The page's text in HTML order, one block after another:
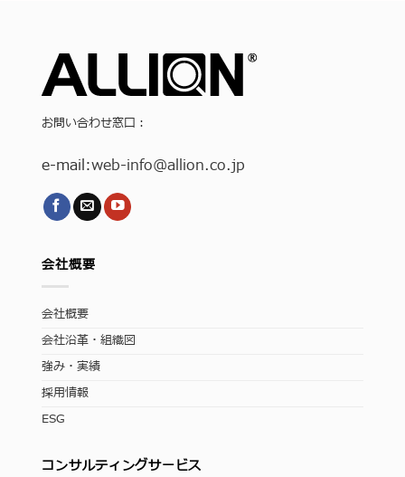
お問い合わせ窓口：
e-mail:web-info@allion.co.jp
会社概要
会社概要
会社沿革・組織図
強み・実績
採用情報
ESG
コンサルティングサービス